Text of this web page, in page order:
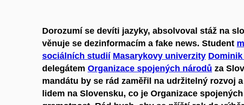
Dorozumí se devíti jazyky, absolvoval stáž na
věnuje se dezinformacím a fake news. Student
sociálních studií Masarykovy univerzity
delegátem Organizace spojených národů za
mandátu by se rád zaměřil na udržitelný rozvoj
lidem na Slovensku, co je Organizace